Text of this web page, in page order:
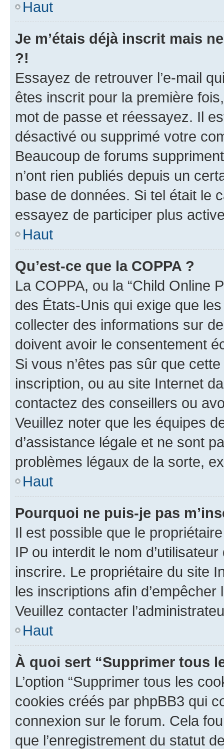
Haut
Je m’étais déjà inscrit mais
?!
Essayez de retrouver l’e-mail
êtes inscrit pour la première
mot de passe et réessayez. Il
désactivé ou supprimé votre
Beaucoup de forums
n’ont rien publiés depuis un
base de données. Si tel était le
essayez de participer plus
Haut
Qu’est-ce que la COPPA ?
La COPPA, ou la “Child Online
des États-Unis qui exige que
collecter des informations sur
doivent avoir le consentement
Si vous n’êtes pas sûr que
inscription, ou au site Internet
contactez des conseillers ou
Veuillez noter que les équipes
d’assistance légale et ne sont
problèmes légaux de la sorte,
Haut
Pourquoi ne puis-je pas
Il est possible que le
IP ou interdit le nom
inscrire. Le propriétaire du site
les inscriptions afin
Veuillez contacter
Haut
À quoi sert “Supprimer tous
L’option “Supprimer tous les
cookies créés par phpBB3 qui
connexion sur le forum. Cela
que l’enregistrement du statut